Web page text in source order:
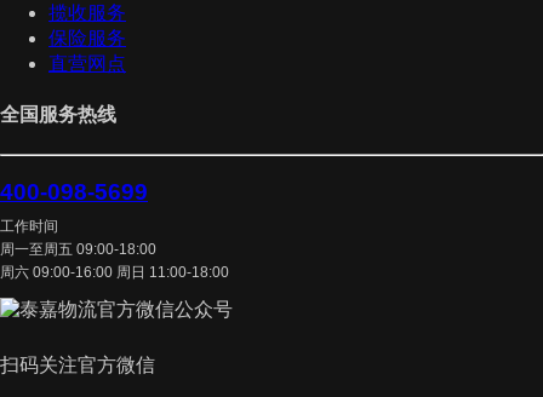
揽收服务
保险服务
直营网点
全国服务热线
400-098-5699
工作时间
周一至周五 09:00-18:00
周六 09:00-16:00 周日 11:00-18:00
扫码关注官方微信